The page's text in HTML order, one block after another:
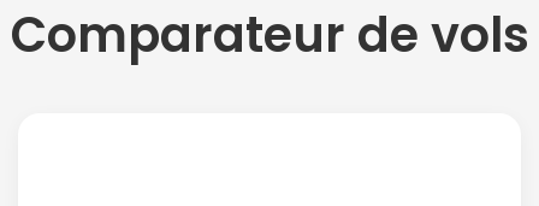
Comparateur de vols